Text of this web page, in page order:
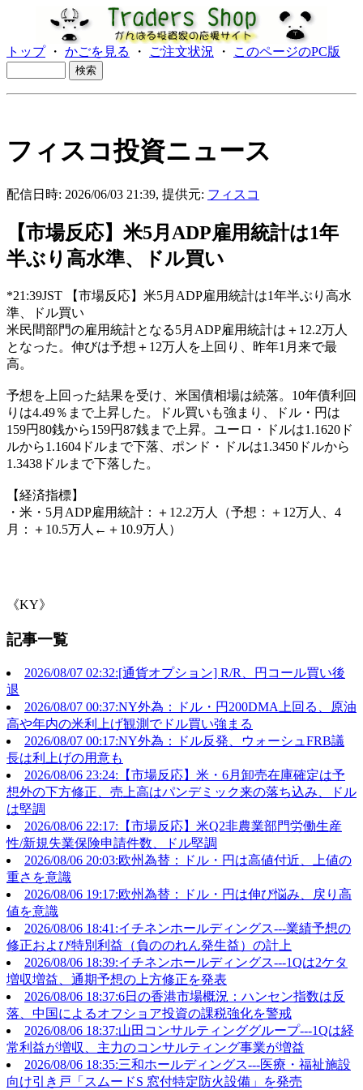
トップ・ かごを見る ・ ご注文状況 ・ このページのPC版
フィスコ投資ニュース
配信日時: 2026/06/03 21:39, 提供元: フィスコ
【市場反応】米5月ADP雇用統計は1年
半ぶり高水準、ドル買い
*21:39JST 【市場反応】米5月ADP雇用統計は1年半ぶり高水
準、ドル買い
米民間部門の雇用統計となる5月ADP雇用統計は＋12.2万人
となった。伸びは予想＋12万人を上回り、昨年1月来で最
高。
予想を上回った結果を受け、米国債相場は続落。10年債利回
りは4.49％まで上昇した。ドル買いも強まり、ドル・円は
159円80銭から159円87銭まで上昇。ユーロ・ドルは1.1620ド
ルから1.1604ドルまで下落、ポンド・ドルは1.3450ドルから
1.3438ドルまで下落した。
【経済指標】
・米・5月ADP雇用統計：＋12.2万人（予想：＋12万人、4
月：＋10.5万人←＋10.9万人）
《KY》
記事一覧
2026/08/07 02:32:[通貨オプション] R/R、円コール買い後
退
2026/08/07 00:37:NY外為：ドル・円200DMA上回る、原油
高や年内の米利上げ観測でドル買い強まる
2026/08/07 00:17:NY外為：ドル反発、ウォーシュFRB議
長は利上げの用意も
2026/08/06 23:24:【市場反応】米・6月卸売在庫確定は予
想外の下方修正、売上高はパンデミック来の落ち込み、ドル
は堅調
2026/08/06 22:17:【市場反応】米Q2非農業部門労働生産
性/新規失業保険申請件数、ドル堅調
2026/08/06 20:03:欧州為替：ドル・円は高値付近、上値の
重さを意識
2026/08/06 19:17:欧州為替：ドル・円は伸び悩み、戻り高
値を意識
2026/08/06 18:41:イチネンホールディングス---業績予想の
修正および特別利益（負ののれん発生益）の計上
2026/08/06 18:39:イチネンホールディングス---1Qは2ケタ
増収増益、通期予想の上方修正を発表
2026/08/06 18:37:6日の香港市場概況：ハンセン指数は反
落、中国によるオフショア投資の課税強化を警戒
2026/08/06 18:37:山田コンサルティンググループ---1Qは経
常利益が増収、主力のコンサルティング事業が増益
2026/08/06 18:35:三和ホールディングス---医療・福祉施設
向け引き戸「スムードS 窓付特定防火設備」を発売